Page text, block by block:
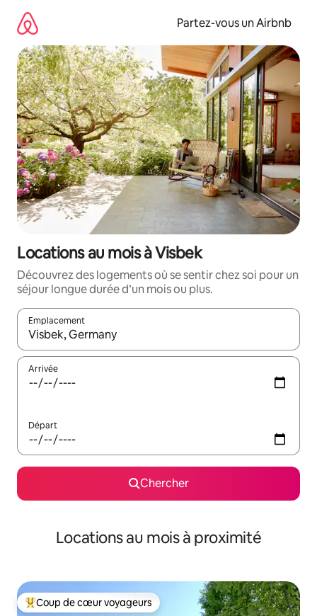
directement
contenu
Partez-vous un Airbnb
Locations au mois à Visbek
Découvrez des logements où se sentir chez soi pour un
séjour longue durée d’un mois ou plus.
Emplacement
Quand les résultats sont affichés, parcourez-les en utilisant
Arrivée
Départ
Chercher
Locations au mois à proximité
Coup de cœur voyageurs parmi les plus aimés
Coup de cœur voyageurs